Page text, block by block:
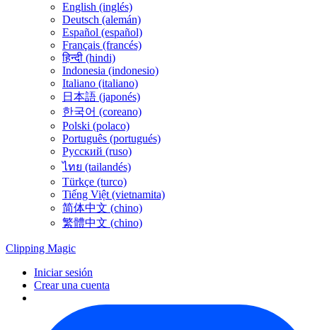
English (inglés)
Deutsch (alemán)
Español (español)
Français (francés)
हिन्दी (hindi)
Indonesia (indonesio)
Italiano (italiano)
日本語 (japonés)
한국어 (coreano)
Polski (polaco)
Português (portugués)
Русский (ruso)
ไทย (tailandés)
Türkçe (turco)
Tiếng Việt (vietnamita)
简体中文 (chino)
繁體中文 (chino)
Clipping Magic
Iniciar sesión
Crear una cuenta